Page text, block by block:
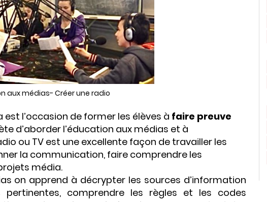
aux médias- Créer une radio
l’occasion de former les élèves à faire preuve
d’aborder l’éducation aux médias et à
ou TV est une excellente façon de travailler les
la communication, faire comprendre les
média.
on apprend à décrypter les sources d’information
pertinentes, comprendre les règles et les codes